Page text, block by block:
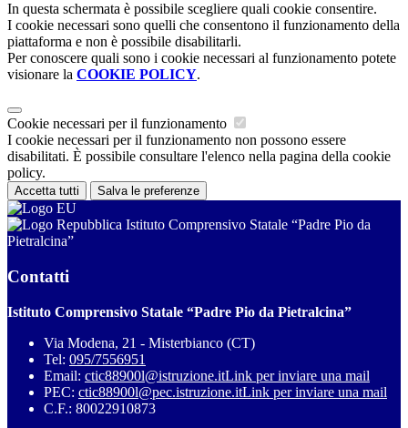
In questa schermata è possibile scegliere quali cookie consentire.
I cookie necessari sono quelli che consentono il funzionamento della
piattaforma e non è possibile disabilitarli.
Per conoscere quali sono i cookie necessari al funzionamento potete
visionare la COOKIE POLICY.
Cookie necessari per il funzionamento
I cookie necessari per il funzionamento non possono essere
disabilitati. È possibile consultare l'elenco nella pagina della cookie
policy.
Accetta tutti Salva le preferenze
Istituto Comprensivo Statale “Padre Pio da
Pietralcina”
Contatti
Istituto Comprensivo Statale “Padre Pio da Pietralcina”
Via Modena, 21 - Misterbianco (CT)
Tel: 095/7556951
Email: ctic88900l@istruzione.itLink per inviare una mail
PEC: ctic88900l@pec.istruzione.itLink per inviare una mail
C.F.: 80022910873